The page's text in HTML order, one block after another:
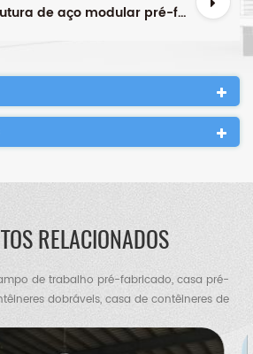
China 20/40FT Estrutura de aço modular pré-fabricada expansível portátil pequena construção de caravana casa de campo casa de campo pré-fabricada casa de contêiner móvel
RELACIONADOS
de trabalho pré-fabricado, casa pré-
dobráveis, casa de contêineres de
expansíveis, vila de contêineres,
de estrutura de aço, galpão de frango,